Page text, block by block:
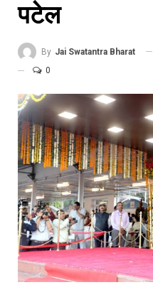
पटेल
By Jai Swatantra Bharat
0